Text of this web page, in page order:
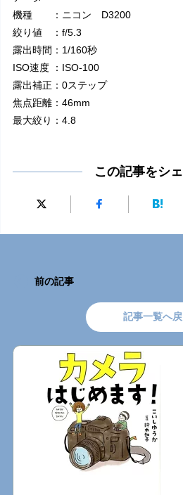
機種 ：ニコン D3200
絞り値 ：f/5.3
露出時間：1/160秒
ISO速度 ：ISO-100
露出補正：0ステップ
焦点距離：46mm
最大絞り：4.8
この記事をシ
前の記事
記事一覧へ